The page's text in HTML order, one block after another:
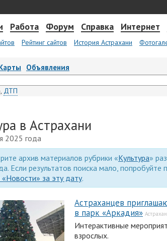
Работа Форум Справка Интернет
Рейтинг сайтов История Астрахани
Объявления
ДТП
в Астрахани
2025 года
архив материалов рубрики «Культура»
Если результатов поиска мало, попробуйте
за эту дату.
Астраханцев
в парк «Аркадия»
Интерактивные
взрослых.